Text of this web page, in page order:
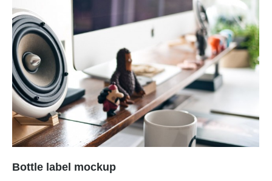
Bottle label mockup